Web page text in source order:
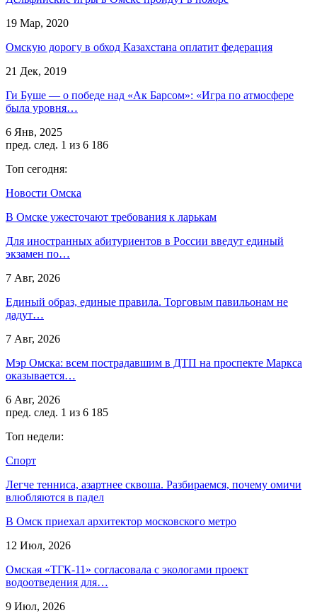
19 Мар, 2020
Омскую дорогу в обход Казахстана оплатит федерация
21 Дек, 2019
Ги Буше — о победе над «Ак Барсом»: «Игра по атмосфере
была уровня…
6 Янв, 2025
пред. след. 1 из 6 186
Топ сегодня:
Новости Омска
В Омске ужесточают требования к ларькам
Для иностранных абитуриентов в России введут единый
экзамен по…
7 Авг, 2026
Единый образ, единые правила. Торговым павильонам не
дадут…
7 Авг, 2026
Мэр Омска: всем пострадавшим в ДТП на проспекте Маркса
оказывается…
6 Авг, 2026
пред. след. 1 из 6 185
Топ недели:
Спорт
Легче тенниса, азартнее сквоша. Разбираемся, почему омичи
влюбляются в падел
В Омск приехал архитектор московского метро
12 Июл, 2026
Омская «ТГК-11» согласовала с экологами проект
водоотведения для…
9 Июл, 2026